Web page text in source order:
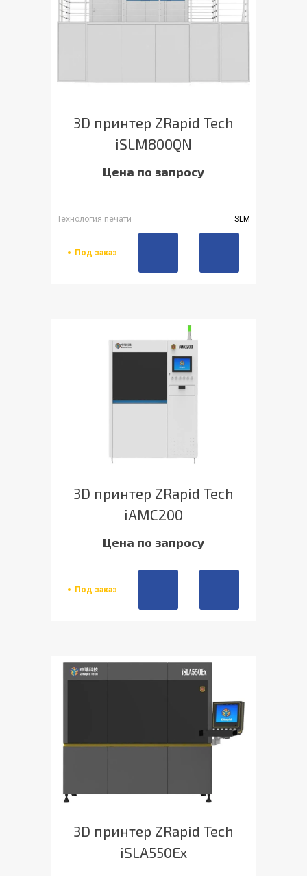
3D принтер ZRapid Tech
iSLM800QN
Цена по запросу
Технология печати SLM
Под заказ
3D принтер ZRapid Tech
iAMC200
Цена по запросу
Под заказ
3D принтер ZRapid Tech
iSLA550Ex